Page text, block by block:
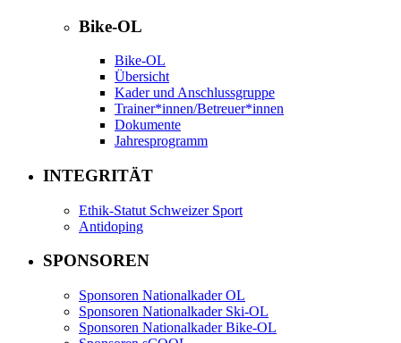
Bike-OL
Bike-OL
Übersicht
Kader und Anschlussgruppe
Trainer*innen/Betreuer*innen
Dokumente
Jahresprogramm
INTEGRITÄT
Ethik-Statut Schweizer Sport
Antidoping
SPONSOREN
Sponsoren Nationalkader OL
Sponsoren Nationalkader Ski-OL
Sponsoren Nationalkader Bike-OL